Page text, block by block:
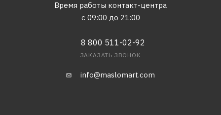
Время работы контакт-центра
с 09:00 до 21:00
8 800 511-02-92
ЗАКАЗАТЬ ЗВОНОК
info@maslomart.com